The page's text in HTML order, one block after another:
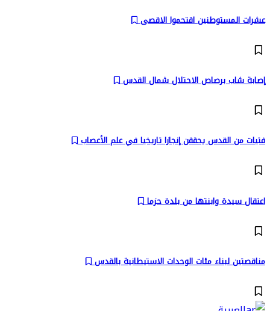
عشرات المستوطنين اقتحموا الاقصى
إصابة شاب برصاص الاحتلال شمال القدس
فتيات من القدس يحققن إنجازا تاريخيا في علم الأعصاب
اعتقال سيدة وابنتها من بلدة حزما
مناقصتين لبناء مئات الوحدات الاستيطانية بالقدس